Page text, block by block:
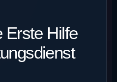
Erste Hilfe